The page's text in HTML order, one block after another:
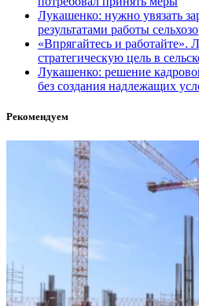
Лукашенко: нужно увязать
результатами работы
«Впрягайтесь и работайте».
стратегическую цель в
Лукашенко: решение
без создания надлежащих
Рекомендуем